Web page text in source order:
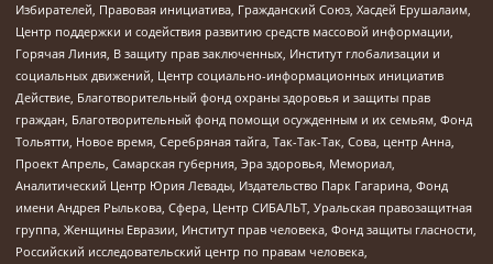
Избирателей, Правовая инициатива, Гражданский Союз, Хасдей Ерушалаим,
Центр поддержки и содействия развитию средств массовой информации,
Горячая Линия, В защиту прав заключенных, Институт глобализации и
социальных движений, Центр социально-информационных инициатив
Действие, Благотворительный фонд охраны здоровья и защиты прав
граждан, Благотворительный фонд помощи осужденным и их семьям, Фонд
Тольятти, Новое время, Серебряная тайга, Так-Так-Так, Сова, центр Анна,
Проект Апрель, Самарская губерния, Эра здоровья, Мемориал,
Аналитический Центр Юрия Левады, Издательство Парк Гагарина, Фонд
имени Андрея Рылькова, Сфера, Центр СИБАЛЬТ, Уральская правозащитная
группа, Женщины Евразии, Институт прав человека, Фонд защиты гласности,
Российский исследовательский центр по правам человека,